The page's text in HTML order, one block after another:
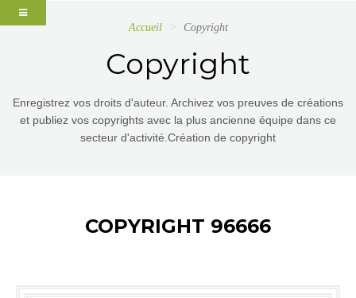
Accueil Copyright
Copyright
Enregistrez vos droits d'auteur. Archivez vos preuves de créations
et publiez vos copyrights avec la plus ancienne équipe dans ce
secteur d'activité.Création de copyright
COPYRIGHT 96666